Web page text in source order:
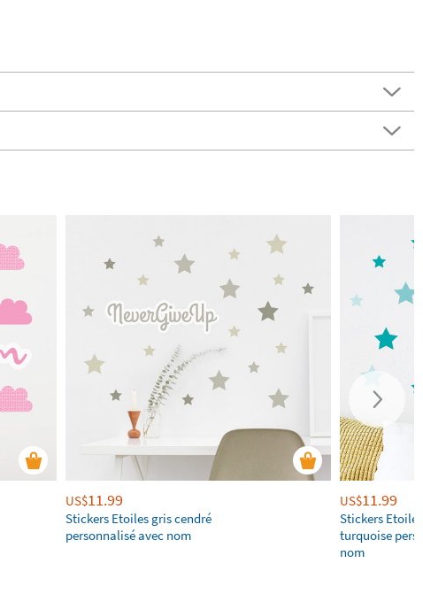
US$11.99
Stickers Etoiles gris cendré
personnalisé avec nom
US$11.99
Stickers
turquoise
nom